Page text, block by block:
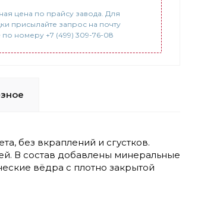
цена по прайсу завода. Для
присылайте запрос на почту
по номеру +7 (499) 309-76-08
без вкраплений и сгустков.
В состав добавлены минеральные
вёдра с плотно закрытой